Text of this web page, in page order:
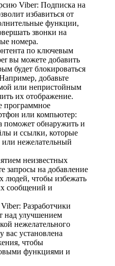
Viber: Подписка на
избавиться от
функции,
звонки на
номера.
по ключевым
вы можете добавить
будет блокироваться
добавьте
или непристойным
их отображение.
программное
или компьютер:
поможет обнаружить и
и ссылки, которые
или нежелательный
неизвестных
запросы на добавление
людей, чтобы избежать
сообщений и
Разработчики
над улучшением
нежелательного
вас установлена
чтобы
функциями и